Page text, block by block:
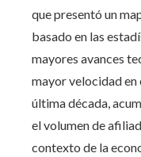
que presentó un
basado en las
mayores avances
mayor velocidad en
última década,
el volumen de
contexto de la